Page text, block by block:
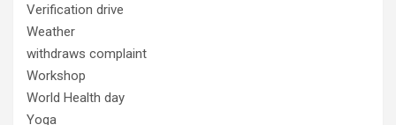
Verification drive
Weather
withdraws complaint
Workshop
World Health day
Yoga